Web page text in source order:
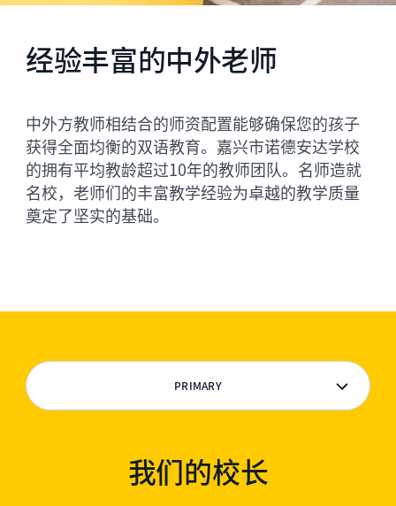
经验丰富的中外老师
中外方教师相结合的师资配置能够确保您的孩子
获得全面均衡的双语教育。嘉兴市诺德安达学校
的拥有平均教龄超过10年的教师团队。名师造就
名校，老师们的丰富教学经验为卓越的教学质量
奠定了坚实的基础。
PRIMARY
幼儿园
我们的校长